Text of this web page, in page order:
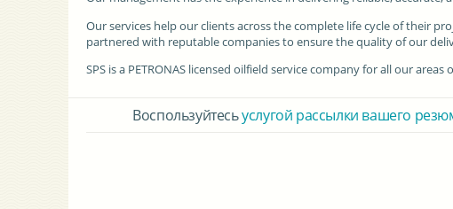
Our services help our clients across the complete life cycle of their
partnered with reputable companies to ensure the quality of our
SPS is a PETRONAS licensed oilfield service company for all our areas
Воспользуйтесьуслугой рассылки вашего